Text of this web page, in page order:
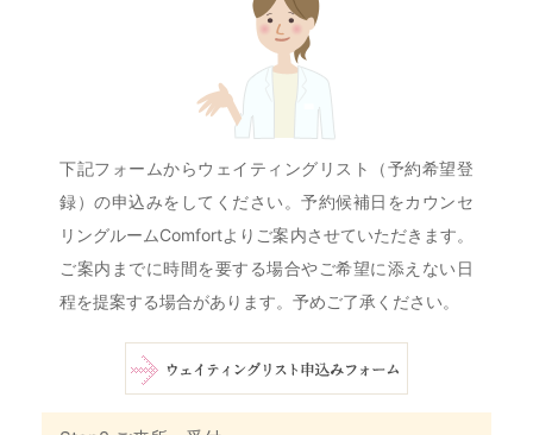
下記フォームからウェイティングリスト（予約希望登
録）の申込みをしてください。予約候補日をカウンセ
リングルームComfortよりご案内させていただきます。
ご案内までに時間を要する場合やご希望に添えない日
程を提案する場合があります。予めご了承ください。